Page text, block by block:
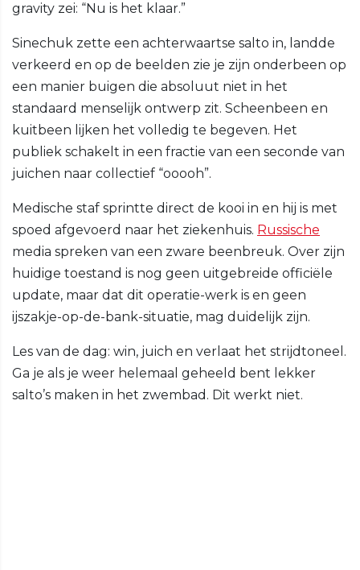
gravity zei: “Nu is het klaar.”
Sinechuk zette een achterwaartse salto in, landde
verkeerd en op de beelden zie je zijn onderbeen op
een manier buigen die absoluut niet in het
standaard menselijk ontwerp zit. Scheenbeen en
kuitbeen lijken het volledig te begeven. Het
publiek schakelt in een fractie van een seconde van
juichen naar collectief “ooooh”.
Medische staf sprintte direct de kooi in en hij is met
spoed afgevoerd naar het ziekenhuis. Russische
media spreken van een zware beenbreuk. Over zijn
huidige toestand is nog geen uitgebreide officiële
update, maar dat dit operatie-werk is en geen
ijszakje-op-de-bank-situatie, mag duidelijk zijn.
Les van de dag: win, juich en verlaat het strijdtoneel.
Ga je als je weer helemaal geheeld bent lekker
salto’s maken in het zwembad. Dit werkt niet.